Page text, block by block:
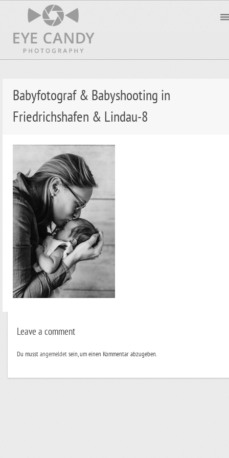
Babyfotograf & Babyshooting in
Friedrichshafen & Lindau-8
Leave a comment
Du musstangemeldetsein, um einen Kommentar abzugeben.